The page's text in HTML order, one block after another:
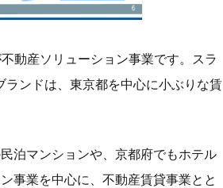
動産ソリューション事業です。スラ
ンドは、東京都を中心に小ぶりな賃
泊マンションや、京都府でもホテル
事業を中心に、不動産賃貸事業とと